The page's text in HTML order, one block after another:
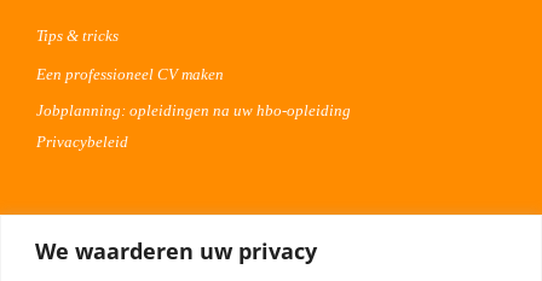
We waarderen uw privacy
Tips & tricks
Een professioneel CV maken
Jobplanning: opleidingen na uw hbo-opleiding
Privacybeleid